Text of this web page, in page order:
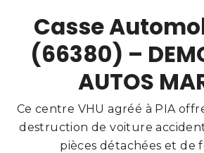
Casse
(66380) –
AUTOS
Ce centre VHU agréé à PIA
destruction de voiture
pièces détachées et de